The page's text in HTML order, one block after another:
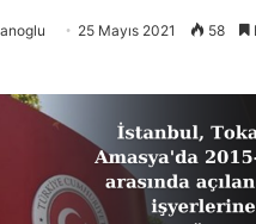
25 Mayıs 2021 58